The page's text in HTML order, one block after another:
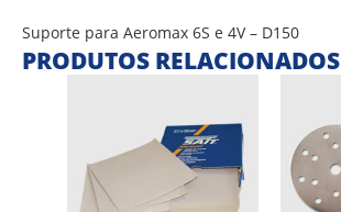
Suporte para Aeromax 6S e 4V – D150
PRODUTOS RELACIONADOS